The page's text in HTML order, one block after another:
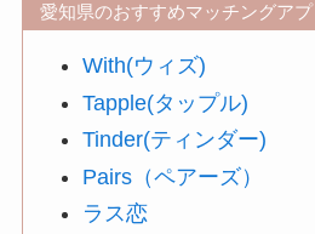
愛知県のおすすめマッチングアプ
With(ウィズ)
Tapple(タップル)
Tinder(ティンダー)
Pairs（ペアーズ）
ラス恋